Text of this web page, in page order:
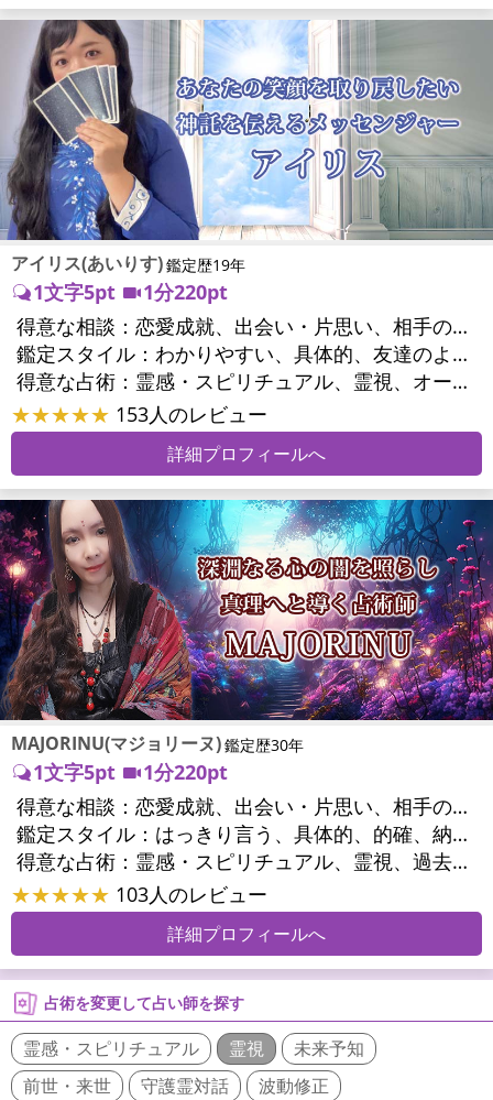
アイリス(あいりす)鑑定歴19年
1文字5pt
1分220pt
得意な相談：
恋愛成就、出会い・片思い、相手の気持ち、相性、結婚、男心・女心、二人の今後、複雑な恋愛、浮気、不倫、復活愛、復縁、離婚、同性愛・LGBT、人間関係、職場の人間関係、対人関係、仕事運、適職、転職、就職、家族関係、夫婦関係、家庭問題、育児・子育て、シングルマザー、精神問題、心の問題、トラウマ、ストレス、健康運、金運、金銭トラブル
鑑定スタイル：
わかりやすい、具体的、友達のように相談できる、聞き上手、とても話しやすい、じっくり聞いてくれる、愛にあふれ温かい、前向き・元気になれる
得意な占術：
霊感・スピリチュアル、霊視、オーラ、タロット、オラクルカード
★★★★★ 153人のレビュー
詳細プロフィールへ
MAJORINU(マジョリーヌ)鑑定歴30年
1文字5pt
1分220pt
得意な相談：
恋愛成就、出会い・片思い、相手の気持ち、相性、縁結び、結婚、男心・女心、二人の今後、複雑な恋愛、三角関係、略奪愛、浮気、不倫、復活愛、復縁、離婚、同性愛・LGBT、人間関係、職場の人間関係、対人関係、仕事運、適職、天職、転職、進路、就職、人生全般、使命、経営相談、人事、開業、夢、目標、ビジネスチャンス、ビジネスパートナー、パワーハラスメント、セクシャルハラスメント、家族関係、夫婦関係、家庭問題、夫婦問題、親族問題、育児・子育て、シングルマザー、ドメスティックバイオレンス、相続関係、精神問題、心の問題、うつ、トラウマ、ストレス、いじめ、人生相談、霊的問題、魂の本質、前世、ペットの気持ち、パワーストーン選択、引越し・転居、方位、健康運、金運、金銭トラブル、ご近所問題、縁切り
鑑定スタイル：
はっきり言う、具体的、的確、納得感、情報量が多い、友達のように相談できる、聞き上手、とても話しやすい、じっくり聞いてくれる、愛にあふれ温かい、深く濃厚、勇気をくれる、前向き・元気になれる、実力派
得意な占術：
霊感・スピリチュアル、霊視、過去視、未来予知、前世・来世、波動修正、オーラ、エネルギー調整、ソウルメイト、チャネリング、ペットの気持ち、タロット、オラクルカード、風水、姓名判断、九星気学、四柱推命、占星術、数秘術、カラー診断、易学、祈祷、祈願、縁結び、縁切り、ダウジング、ルーン、パワーストーン、カウンセリング、オリジナル占術、ルノルマンカード
★★★★★ 103人のレビュー
詳細プロフィールへ
占術を変更して占い師を探す
霊感・スピリチュアル 霊視
未来予知
前世・来世
守護霊対話
波動修正